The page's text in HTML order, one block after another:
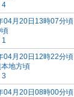
4
04月20日13時07分頃
頃
1
04月20日12時22分頃
地方頃
3
04月20日08時00分頃